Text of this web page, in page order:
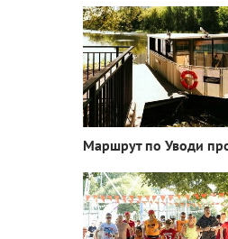
Маршрут по Уводи